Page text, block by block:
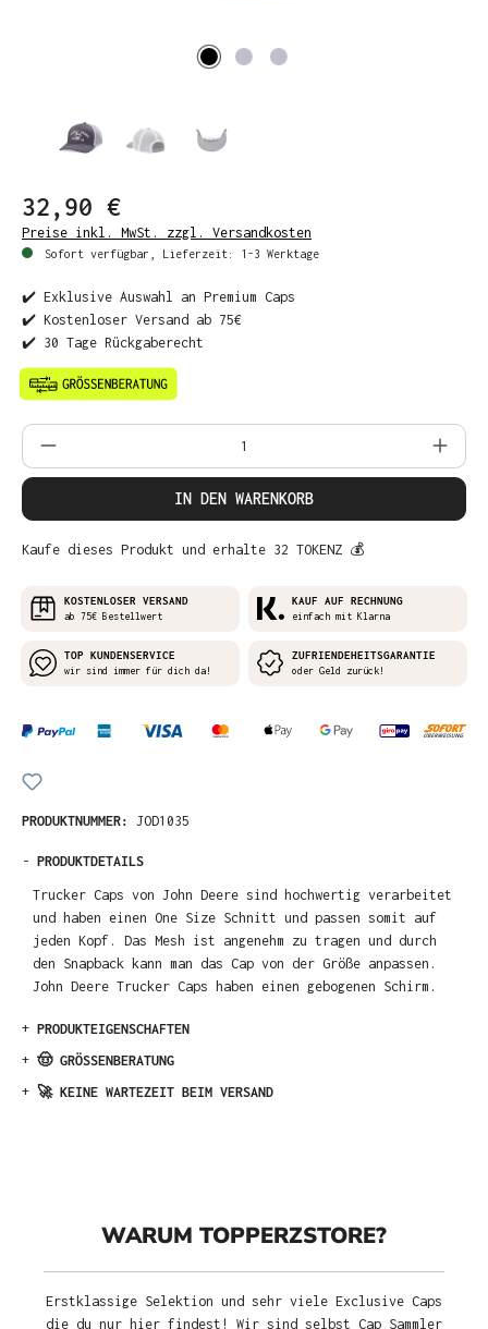
32,90 €
Preise inkl. MwSt. zzgl. Versandkosten
Sofort verfügbar, Lieferzeit: 1-3 Werktage
✔️ Exklusive Auswahl an Premium Caps
✔️ Kostenloser Versand ab 75€
✔️ 30 Tage Rückgaberecht
Produkt Anzahl: Gib den gewünschten
IN DEN WARENKORB
Kaufe dieses Produkt und erhalte 32 TOKENZ 💰
KOSTENLOSER VERSAND
ab 75€ Bestellwert
KAUF AUF RECHNUNG
einfach mit Klarna
TOP KUNDENSERVICE
wir sind immer für dich da!
ZUFRIENDEHEITSGARANTIE
oder Geld zurück!
PRODUKTNUMMER: JOD1035
- PRODUKTDETAILS
Trucker Caps von John Deere sind hochwertig verarbeitet
und haben einen One Size Schnitt und passen somit auf
jeden Kopf. Das Mesh ist angenehm zu tragen und durch
den Snapback kann man das Cap von der Größe anpassen.
John Deere Trucker Caps haben einen gebogenen Schirm.
+ PRODUKTEIGENSCHAFTEN
+ 🤠 GRÖSSENBERATUNG
+ 🚀 KEINE WARTEZEIT BEIM VERSAND
WARUM TOPPERZSTORE?
Erstklassige Selektion und sehr viele Exclusive Caps
die du nur hier findest! Wir sind selbst Cap Sammler